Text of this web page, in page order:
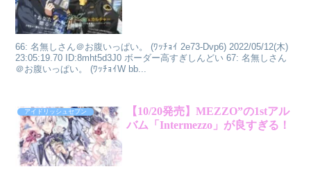
66: 名無しさん＠お腹いっぱい。 (ﾜｯﾁｮｲ 2e73-Dvp6) 2022/05/12(木)
23:05:19.70 ID:8mht5d3J0 ボーダー高すぎしんどい 67: 名無しさん
＠お腹いっぱい。 (ﾜｯﾁｮｲW bb...
アイドリッシュセブン
【10/20発売】MEZZO”の1stアル
バム「Intermezzo」が良すぎる！